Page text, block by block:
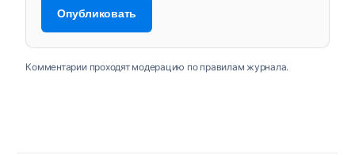
Комментарии проходят модерацию по правилам журнала.